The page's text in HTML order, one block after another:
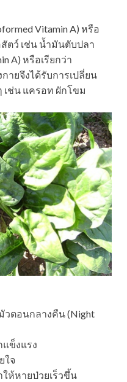
Vitamin A) หรือ
สัตว์ เช่น น้ำมันตับปลา
A) หรือเรียกว่า
กายจึงได้รับการเปลี่ยน
เช่น แครอท ผักโขม
วตอนกลางคืน (Night
แข็งแรง
ใจ
ห้หายป่วยเร็วขึ้น